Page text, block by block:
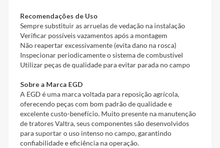
Recomendações de Uso
Sempre substituir as arruelas de vedação na instalação
Verificar possíveis vazamentos após a montagem
Não reapertar excessivamente (evita dano na rosca)
Inspecionar periodicamente o sistema de combustível
Utilizar peças de qualidade para evitar parada no campo
Sobre a Marca EGD
A EGD é uma marca voltada para reposição agrícola,
oferecendo peças com bom padrão de qualidade e
excelente custo-benefício. Muito presente na manutenção
de tratores Valtra, seus componentes são desenvolvidos
para suportar o uso intenso no campo, garantindo
confiabilidade e eficiência na operação.